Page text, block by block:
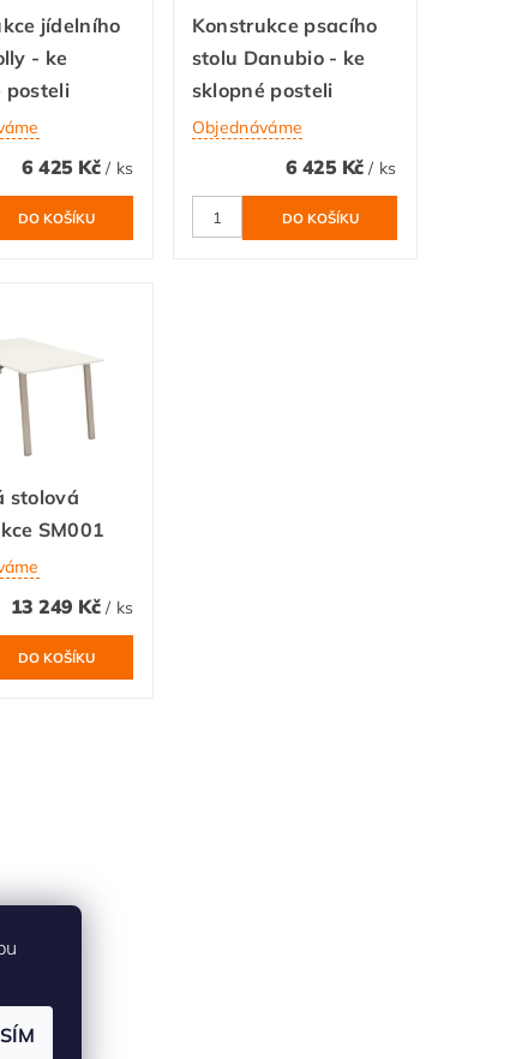
jídelního
- ke
posteli
6 425 Kč / ks
Konstrukce psacího
stolu Danubio - ke
sklopné posteli
Objednáváme
6 425 Kč/ ks
stolová
SM001
13 249 Kč / ks